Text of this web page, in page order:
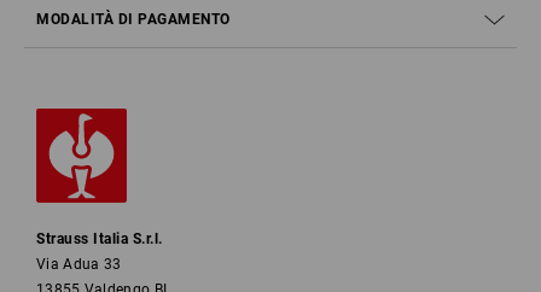
MODALITÀ DI PAGAMENTO
Strauss Italia S.r.l.
Via Adua 33